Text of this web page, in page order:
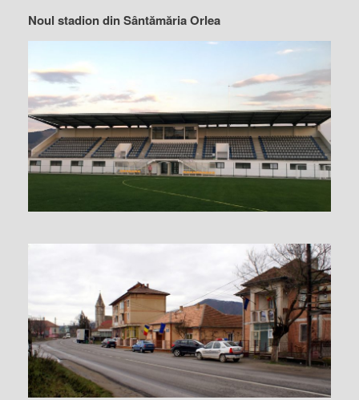
Noul stadion din Sântămăria Orlea